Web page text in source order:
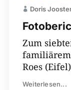
Doris
Zum
Roes
Weiterlesen...